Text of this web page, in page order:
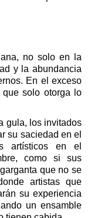
no solo en la
y la abundancia
En el exceso
que solo otorga lo
gula, los invitados
su saciedad en el
artísticos en el
como si sus
que no se
artistas que
su experiencia
un ensamble